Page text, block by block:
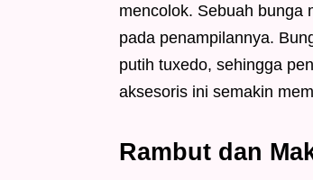
mencolok. Sebuah bunga
pada penampilannya.
putih tuxedo, sehingga
aksesoris ini semakin
Rambut dan